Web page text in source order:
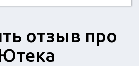
отзыв про